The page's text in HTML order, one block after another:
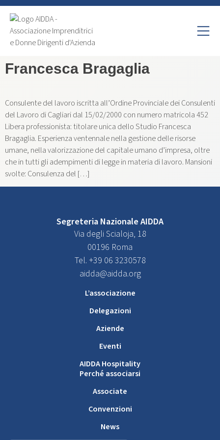
Francesca Bragaglia
Consulente del lavoro iscritta all’Ordine Provinciale dei Consulenti
del Lavoro di Cagliari dal 15/02/2000 con numero matricola 452
Libera professionista: titolare unica dello Studio Francesca
Bragaglia. Esperienza ventennale nella gestione delle risorse
umane, nella valorizzazione del capitale umano d’impresa, oltre
che in tutti gli adempimenti di legge in materia di lavoro. Mansioni
svolte: Consulenza del […]
Segreteria Nazionale AIDDA
Via degli Scialoja, 18
00196 Roma
Tel. +39 06 3230578
aidda@aidda.org
L’associazione
Delegazioni
Aziende
Eventi
AIDDA Hospitality
Perché associarsi
Associate
Convenzioni
News